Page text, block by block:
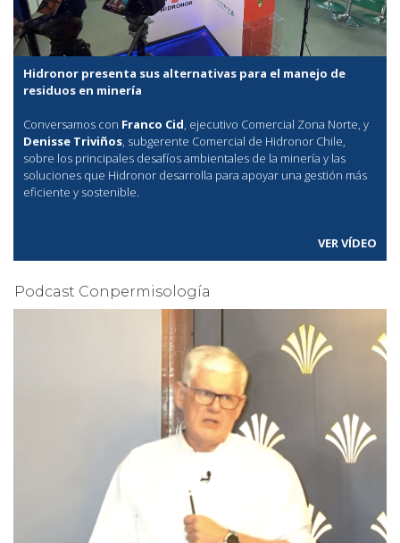
Hidronor presenta sus alternativas para el manejo de
residuos en minería
Conversamos con Franco Cid, ejecutivo Comercial Zona Norte, y
Denisse Triviños, subgerente Comercial de Hidronor Chile,
sobre los principales desafíos ambientales de la minería y las
soluciones que Hidronor desarrolla para apoyar una gestión más
eficiente y sostenible.
VER VÍDEO
Podcast Conpermisología